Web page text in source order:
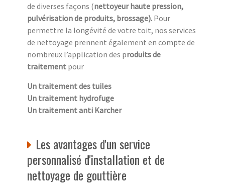
de diverses façons (nettoyeur haute pression,
pulvérisation de produits, brossage). Pour
permettre la longévité de votre toit, nos services
de nettoyage prennent également en compte de
nombreux l’application des produits de
traitement pour
Un traitement des tuiles
Un traitement hydrofuge
Un traitement anti Karcher
Les avantages d'un service
personnalisé d'installation et de
nettoyage de gouttière